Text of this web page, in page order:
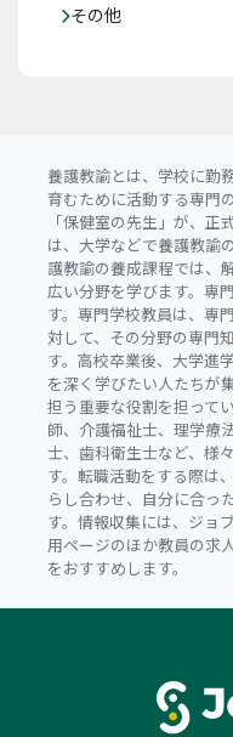
その他
養護教諭とは、学校に勤
育むために活動する専門
「保健室の先生」が、
は、大学などで養護教諭
護教諭の養成課程では、
広い分野を学びます。専
す。専門学校教員は、専
対して、その分野の専門
す。高校卒業後、大学進
を深く学びたい人たちが
担う重要な役割を担って
師、介護福祉士、理学療
士、歯科衛生士など、様
す。転職活動をする際は
らし合わせ、自分に合っ
す。情報収集には、ジョ
用ページのほか教員の求
をおすすめします。